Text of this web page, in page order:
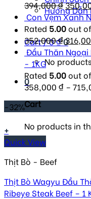
Hướng Dẫn
Cart /0₫0
No
0
Cart
No products in
394,000₫
price
was:
Con Vẹm Xanh
Rated 5.00out
352,000₫
price
was:
Đầu Thăn Ngoại
- 1KG
Rated 5.00out
358,000 ₫ –
-32%
+
Quick View
Thịt Bò - Beef
Thịt Bò Wagyu Đầu
Ribeye Steak Beef – 1